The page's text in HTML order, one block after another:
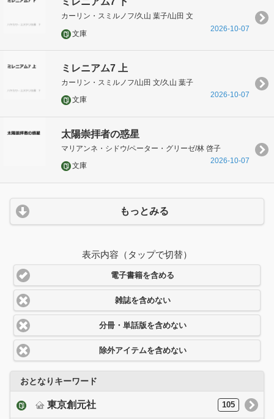
カーリン・スミルノフ/久山 葉子/山田 文
文庫
2026-10-07
ミレニアム7 上
カーリン・スミルノフ/山田 文/久山 葉子
文庫
2026-10-07
太陽崇拝者の惑星
マリアンネ・シドウ/ペーター・グリーゼ/林 啓子
文庫
2026-10-07
もっとみる
表示内容（タップで切替）
電子書籍を含める
雑誌を含めない
分冊・単話版を含めない
除外アイテムを含めない
おとなりキーワード
東京創元社 105